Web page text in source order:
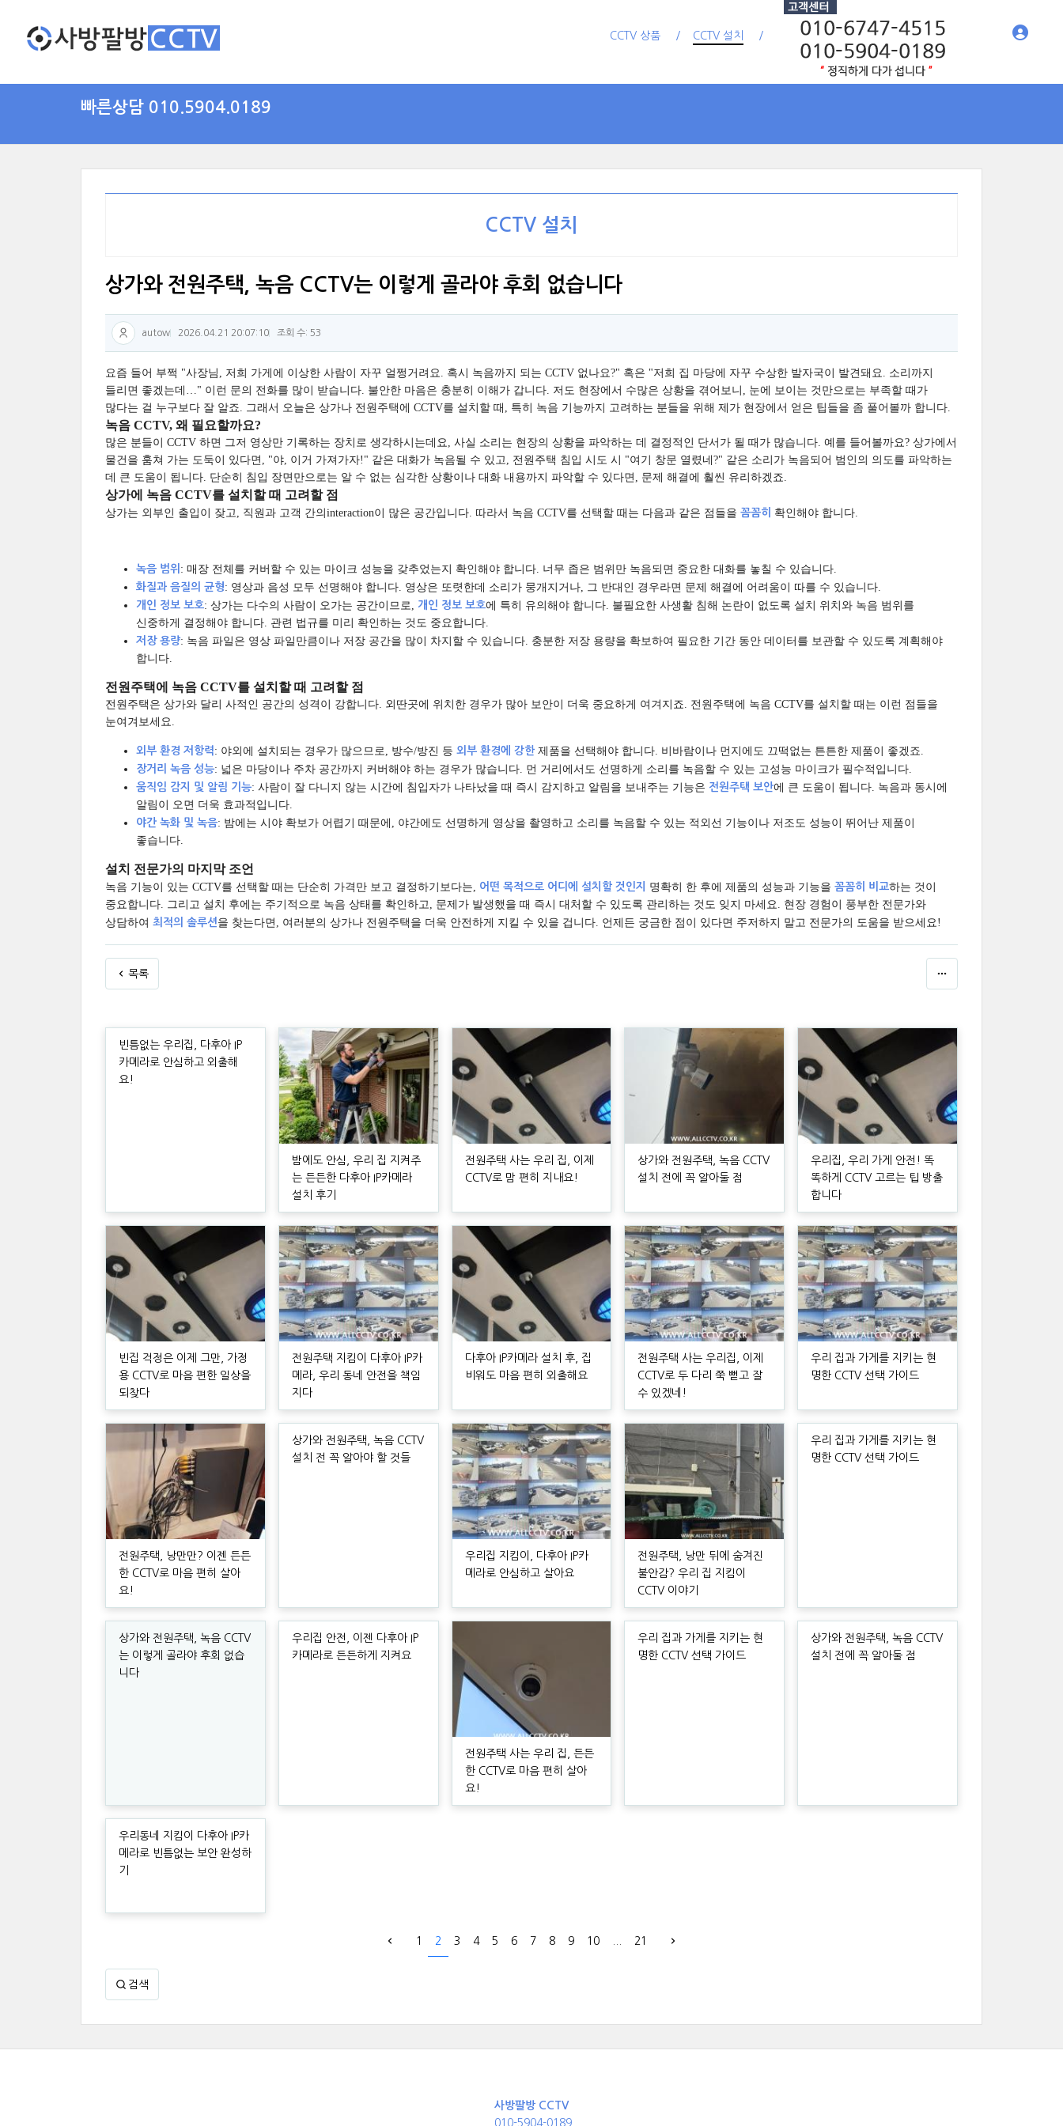
CCTV 상품 CCTV 설치
빠른상담 010.5904.0189
CCTV 설치
상가와 전원주택, 녹음 CCTV는 이렇게 골라야 후회 없습니다
autow 2026.04.21 20:07:10 조회 수: 53
요즘 들어 부쩍 "사장님, 저희 가게에 이상한 사람이 자꾸 얼쩡거려요. 혹시 녹음까지 되는 CCTV 없나요?" 혹은 "저희 집 마당에 자꾸 수상한 발자국이 발견돼요. 소리까지
들리면 좋겠는데…" 이런 문의 전화를 많이 받습니다. 불안한 마음은 충분히 이해가 갑니다. 저도 현장에서 수많은 상황을 겪어보니, 눈에 보이는 것만으로는 부족할 때가
많다는 걸 누구보다 잘 알죠. 그래서 오늘은 상가나 전원주택에 CCTV를 설치할 때, 특히 녹음 기능까지 고려하는 분들을 위해 제가 현장에서 얻은 팁들을 좀 풀어볼까 합니다.
녹음 CCTV, 왜 필요할까요?
많은 분들이 CCTV 하면 그저 영상만 기록하는 장치로 생각하시는데요, 사실 소리는 현장의 상황을 파악하는 데 결정적인 단서가 될 때가 많습니다. 예를 들어볼까요? 상가에서
물건을 훔쳐 가는 도둑이 있다면, "야, 이거 가져가자!" 같은 대화가 녹음될 수 있고, 전원주택 침입 시도 시 "여기 창문 열렸네?" 같은 소리가 녹음되어 범인의 의도를 파악하는
데 큰 도움이 됩니다. 단순히 침입 장면만으로는 알 수 없는 심각한 상황이나 대화 내용까지 파악할 수 있다면, 문제 해결에 훨씬 유리하겠죠.
상가에 녹음 CCTV를 설치할 때 고려할 점
상가는 외부인 출입이 잦고, 직원과 고객 간의interaction이 많은 공간입니다. 따라서 녹음 CCTV를 선택할 때는 다음과 같은 점들을 꼼꼼히 확인해야 합니다.
녹음 범위 : 매장 전체를 커버할 수 있는 마이크 성능을 갖추었는지 확인해야 합니다. 너무 좁은 범위만 녹음되면 중요한 대화를 놓칠 수 있습니다.
화질과 음질의 균형: 영상과 음성 모두 선명해야 합니다. 영상은 또렷한데 소리가 뭉개지거나, 그 반대인 경우라면 문제 해결에 어려움이 따를 수 있습니다.
개인 정보 보호: 상가는 다수의 사람이 오가는 공간이므로, 개인 정보 보호에 특히 유의해야 합니다. 불필요한 사생활 침해 논란이 없도록 설치 위치와 녹음 범위를
신중하게 결정해야 합니다. 관련 법규를 미리 확인하는 것도 중요합니다.
저장 용량: 녹음 파일은 영상 파일만큼이나 저장 공간을 많이 차지할 수 있습니다. 충분한 저장 용량을 확보하여 필요한 기간 동안 데이터를 보관할 수 있도록 계획해야
합니다.
전원주택에 녹음 CCTV를 설치할 때 고려할 점
전원주택은 상가와 달리 사적인 공간의 성격이 강합니다. 외딴곳에 위치한 경우가 많아 보안이 더욱 중요하게 여겨지죠. 전원주택에 녹음 CCTV를 설치할 때는 이런 점들을
눈여겨보세요.
외부 환경 저항력: 야외에 설치되는 경우가 많으므로, 방수/방진 등 외부 환경에 강한 제품을 선택해야 합니다. 비바람이나 먼지에도 끄떡없는 튼튼한 제품이 좋겠죠.
장거리 녹음 성능: 넓은 마당이나 주차 공간까지 커버해야 하는 경우가 많습니다. 먼 거리에서도 선명하게 소리를 녹음할 수 있는 고성능 마이크가 필수적입니다.
움직임 감지 및 알림 기능: 사람이 잘 다니지 않는 시간에 침입자가 나타났을 때 즉시 감지하고 알림을 보내주는 기능은 전원주택 보안에 큰 도움이 됩니다. 녹음과 동시에
알림이 오면 더욱 효과적입니다.
야간 녹화 및 녹음: 밤에는 시야 확보가 어렵기 때문에, 야간에도 선명하게 영상을 촬영하고 소리를 녹음할 수 있는 적외선 기능이나 저조도 성능이 뛰어난 제품이
좋습니다.
설치 전문가의 마지막 조언
녹음 기능이 있는 CCTV를 선택할 때는 단순히 가격만 보고 결정하기보다는, 어떤 목적으로 어디에 설치할 것인지 명확히 한 후에 제품의 성능과 기능을 꼼꼼히 비교하는 것이
중요합니다. 그리고 설치 후에는 주기적으로 녹음 상태를 확인하고, 문제가 발생했을 때 즉시 대처할 수 있도록 관리하는 것도 잊지 마세요. 현장 경험이 풍부한 전문가와
상담하여 최적의 솔루션을 찾는다면, 여러분의 상가나 전원주택을 더욱 안전하게 지킬 수 있을 겁니다. 언제든 궁금한 점이 있다면 주저하지 말고 전문가의 도움을 받으세요!
목록
빈틈없는 우리집, 다후아 IP
카메라로 안심하고 외출해
요!
밤에도 안심, 우리 집 지켜주
는 든든한 다후아 IP카메라
설치 후기
전원주택 사는 우리 집, 이제
CCTV로 맘 편히 지내요!
상가와 전원주택, 녹음 CCTV
설치 전에 꼭 알아둘 점
우리집, 우리 가게 안전! 똑
똑하게 CCTV 고르는 팁 방출
합니다
빈집 걱정은 이제 그만, 가정
용 CCTV로 마음 편한 일상을
되찾다
전원주택 지킴이 다후아 IP카
메라, 우리 동네 안전을 책임
지다
다후아 IP카메라 설치 후, 집
비워도 마음 편히 외출해요
전원주택 사는 우리집, 이제
CCTV로 두 다리 쭉 뻗고 잘
수 있겠네!
우리 집과 가게를 지키는 현
명한 CCTV 선택 가이드
전원주택, 낭만만? 이젠 든든
한 CCTV로 마음 편히 살아
요!
상가와 전원주택, 녹음 CCTV
설치 전 꼭 알아야 할 것들
우리집 지킴이, 다후아 IP카
메라로 안심하고 살아요
전원주택, 낭만 뒤에 숨겨진
불안감? 우리 집 지킴이
CCTV 이야기
우리 집과 가게를 지키는 현
명한 CCTV 선택 가이드
상가와 전원주택, 녹음 CCTV
는 이렇게 골라야 후회 없습
니다
우리집 안전, 이젠 다후아 IP
카메라로 든든하게 지켜요
전원주택 사는 우리 집, 든든
한 CCTV로 마음 편히 살아
요!
우리 집과 가게를 지키는 현
명한 CCTV 선택 가이드
상가와 전원주택, 녹음 CCTV
설치 전에 꼭 알아둘 점
우리동네 지킴이 다후아 IP카
메라로 빈틈없는 보안 완성하
기
1 2 3 4 5 6 7 8 9 10 21
검색
사방팔방 CCTV
010-5904-0189